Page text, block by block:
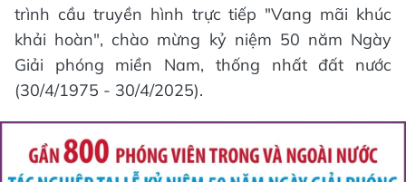
trình cầu truyền hình trực tiếp "Vang mãi khúc
khải hoàn", chào mừng kỷ niệm 50 năm Ngày
Giải phóng miền Nam, thống nhất đất nước
(30/4/1975 - 30/4/2025).